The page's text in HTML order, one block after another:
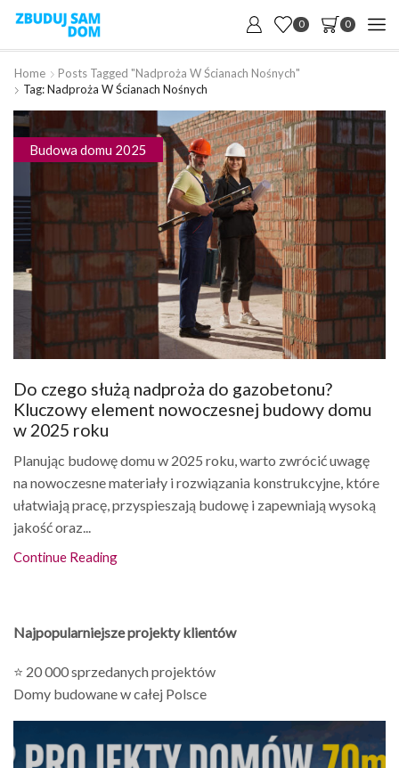
0 0
Home
Posts Tagged "nadproża W Ścianach Nośnych"
Tag: Nadproża W Ścianach Nośnych
Budowa domu 2025
Do czego służą nadproża do gazobetonu?
Kluczowy element nowoczesnej budowy domu
w 2025 roku
Planując budowę domu w 2025 roku, warto zwrócić uwagę
na nowoczesne materiały i rozwiązania konstrukcyjne, które
ułatwiają pracę, przyspieszają budowę i zapewniają wysoką
jakość oraz...
Continue Reading
Najpopularniejsze projekty klientów
⭐ 20 000 sprzedanych projektów
Domy budowane w całej Polsce